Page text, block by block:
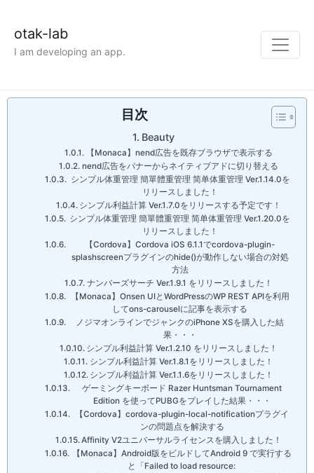
otak-lab
I am developing an app.
目次
Beauty
【Monaca】nend広告を既存ブラウザで表示する
nend広告をバナーからネイティブアドに切り替える
シンプル体重管理 簡單體重管理 简单体重管理 Ver.1.14.0を
リリースしました！
シンプル利益計算 Ver.1.7.0をリリースする予定です！
シンプル体重管理 簡單體重管理 简单体重管理 Ver.1.20.0を
リリースしました！
【Cordova】Cordova iOS 6.1.1でcordova-plugin-
splashscreenプラグインのhide()が動作しない場合の対処
方法
ナンバーズサーチ Ver.1.9.1 をリリースしました！
【Monaca】Onsen UIとWordPressのWP REST APIを利用
してons-carouselに記事を表示する
ノジマオンラインでジャンクのiPhone XSを購入した結
果・・・
シンプル利益計算 Ver.1.2.10 をリリースしました！
シンプル利益計算 Ver.1.8.1をリリースしました！
シンプル利益計算 Ver.1.1.6をリリースしました！
ゲーミングキーボード Razer Huntsman Tournament
Edition を使ってPUBGをプレイした結果・・・
【Cordova】cordova-plugin-local-notificationプラグイ
ンの問題点を解決する
Affinity V2ユニバーサルライセンスを購入しました！
【Monaca】Android版をビルドしてAndroid 9 で実行する
と「Failed to load resource: